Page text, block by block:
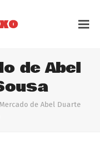
de Abel
de Abel Duarte